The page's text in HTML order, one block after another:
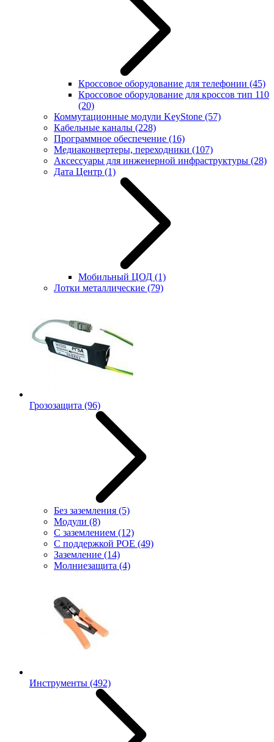
Кроссовое оборудование для телефонии (45)
Кроссовое оборудование для кроссов тип 110
(20)
Коммутационные модули KeyStone (57)
Кабельные каналы (228)
Программное обеспечение (16)
Медиаконвертеры, переходники (107)
Аксессуары для инженерной инфраструктуры (28)
Дата Центр (1)
Мобильный ЦОД (1)
Лотки металлические (79)
Грозозащита (96)
Без заземления (5)
Модули (8)
С заземлением (12)
С поддержкой POE (49)
Заземление (14)
Молниезащита (4)
Инструменты (492)